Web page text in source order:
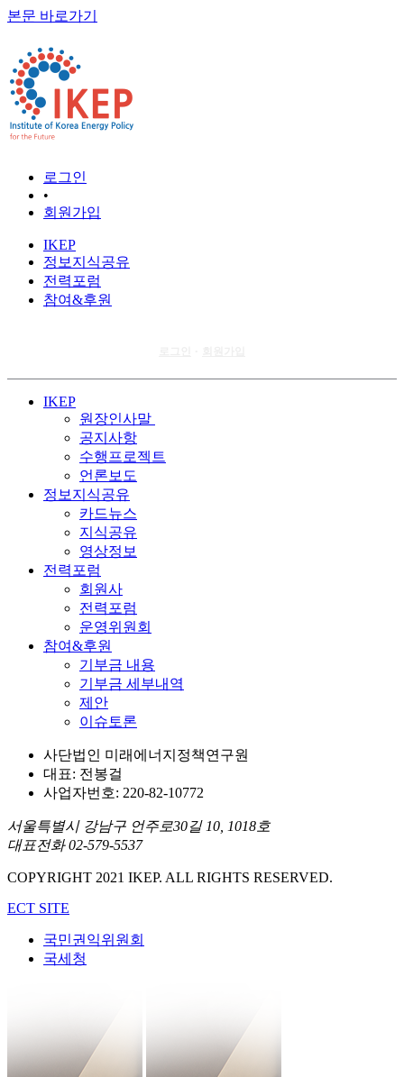
본문 바로가기
로그인
•
회원가입
IKEP
정보지식공유
전력포럼
참여&후원
IKEP
원장인사말
공지사항
수행프로젝트
언론보도
정보지식공유
카드뉴스
지식공유
영상정보
전력포럼
회원사
전력포럼
운영위원회
참여&후원
기부금 내용
기부금 세부내역
제안
이슈토론
사단법인 미래에너지정책연구원
대표: 전봉걸
사업자번호: 220-82-10772
서울특별시 강남구 언주로30길 10, 1018호
대표전화 02-579-5537
COPYRIGHT 2021 IKEP. ALL RIGHTS RESERVED.
ECT SITE
국민권익위원회
국세청